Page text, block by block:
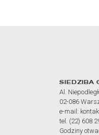
SIEDZIBA
Al.
02-086
e-mail:
tel. (22) 608
Godziny